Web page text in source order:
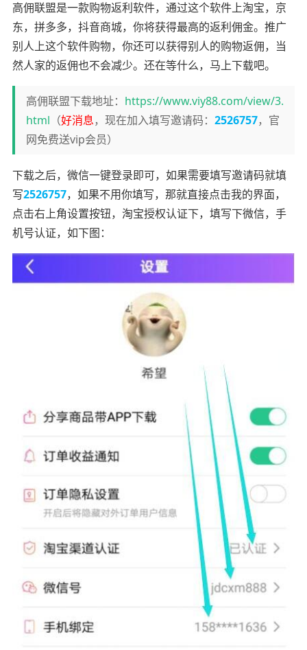
高佣联盟是一款购物返利软件，通过这个软件上淘宝，京
东，拼多多，抖音商城，你将获得最高的返利佣金。推广
别人上这个软件购物，你还可以获得别人的购物返佣，当
然人家的返佣也不会减少。还在等什么，马上下载吧。
高佣联盟下载地址： https://www.viy88.com/view/3.
html （好消息，现在加入填写邀请码： 2526757，官
网免费送vip会员）
下载之后，微信一键登录即可，如果需要填写邀请码就填
写2526757，如果不用你填写，那就直接点击我的界面，
点击右上角设置按钮，淘宝授权认证下，填写下微信，手
机号认证，如下图：